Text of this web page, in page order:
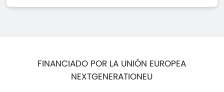
FINANCIADO POR LA UNIÓN EUROPEA
NEXTGENERATIONEU